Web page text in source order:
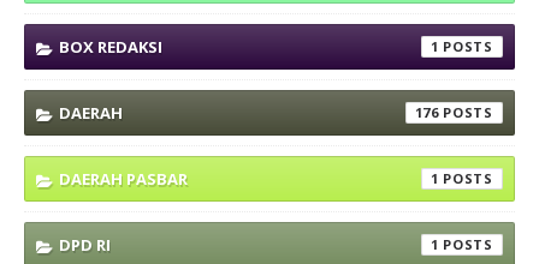
BOX REDAKSI 1
DAERAH 176
DAERAH PASBAR 1
DPD RI 1